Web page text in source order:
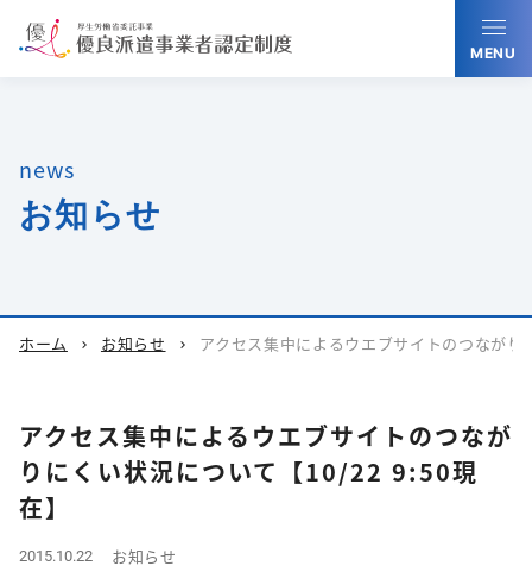
MENU
news
お知らせ
ホーム chevron_right お知らせ chevron_right アクセス集中によるウエブサイトのつなが
アクセス集中によるウエブサイトのつなが
りにくい状況について【10/22 9:50現
在】
2015.10.22
お知らせ